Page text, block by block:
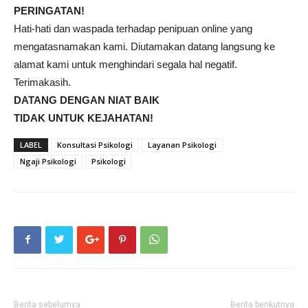
PERINGATAN!
Hati-hati dan waspada terhadap penipuan online yang
mengatasnamakan kami. Diutamakan datang langsung ke
alamat kami untuk menghindari segala hal negatif.
Terimakasih.
DATANG DENGAN NIAT BAIK
TIDAK UNTUK KEJAHATAN!
LABEL Konsultasi Psikologi
Layanan Psikologi
Ngaji Psikologi
Psikologi
Berita sebelumya Berita berikutnya